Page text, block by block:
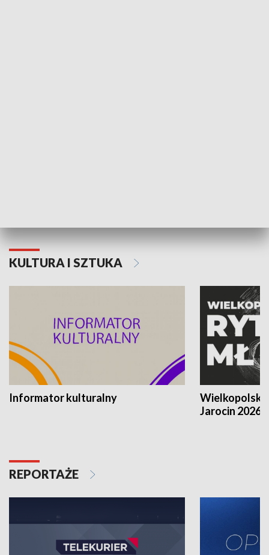
KULTURA I SZTUKA
Informator kulturalny
Jarocin 2026
REPORTAŻE